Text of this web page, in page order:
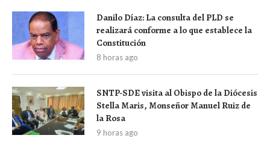
Danilo Díaz: La consulta del PLD se
realizará conforme a lo que establece la
Constitución
8 horas ago
SNTP-SDE visita al Obispo de la Diócesis
Stella Maris, Monseñor Manuel Ruiz de
la Rosa
9 horas ago